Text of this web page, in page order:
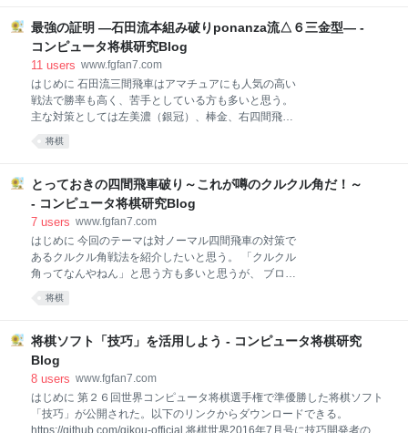
②floodgate公式サイトから棋譜のダウンロード http://wdoor.c.u-
tokyo.ac.jp/shogi/ （１） 上記サイトの下のほうにある情報収集の項目の
・棋譜倉庫：圧縮CSAファイル（7z形式） から自分がダウンロードした
（２） ダウンロードが完了したら、wdoor20
最強の証明 ―石田流本組み破りponanza流△６三金型― -
コンピュータ将棋研究Blog
11 users www.fgfan7.com
はじめに 石田流三間飛車はアマチュアにも人気の高い
戦法で勝率も高く、苦手としている方も多いと思う。
主な対策としては左美濃（銀冠）、棒金、右四間飛
車、居飛車穴熊などがあるがどれも難解で決定打には
なっていない。 今回は将棋ウォーズの2016Ponaの将
んでいきたいと思う。 はじめに 石田流本組み破り
ponanza流△６三金型の実戦例 実戦例１（対石田流▲
９七角型） 実戦例２（対石田流▲７七角型） 参考棋譜
流本組み破りponanza流△６三金型の実戦例 実戦例１
（対石田流▲９七角型） 動く将棋盤は以下のリンクか
ら https://shogi.io/kifus/133413 （初手からの指し手）
▲７六歩 △３四歩 ▲７五歩 △４二玉 ▲６六歩 △８四
将棋
とっておきの四間飛車破り～これが噂のクルクル角だ！～
- コンピュータ将棋研究Blog
7 users www.fgfan7.com
はじめに 今回のテーマは対ノーマル四間飛車の対策で
あるクルクル角戦法を紹介したいと思う。 「クルクル
角ってなんやねん」と思う方も多いと思うが、 ブログ
記事でまとめて下さっている方がいるのでそちらを参
考にしていただきたい。 クルクル角ってなんやねん:
はじめに クルクル角の実戦例 実戦例その１ 実戦例そ
の２ 実戦例その３ クルクル角のまとめ クルクル角の
実戦例 実戦例その１ まずは最も基本的な成功例から。
https://shogi.io/kifus/140529 （初手からの指し手） ▲
９六歩 △３四歩 ▲１六歩 △４二飛 ▲４八銀 △９四歩
将棋
将棋ソフト「技巧」を活用しよう - コンピュータ将棋研究
Blog
8 users www.fgfan7.com
はじめに 第２６回世界コンピュータ将棋選手権で準優勝した将棋ソフト
「技巧」が公開された。以下のリンクからダウンロードできる。
https://github.com/gikou-official 将棋世界2016年7月号に技巧開発者の出